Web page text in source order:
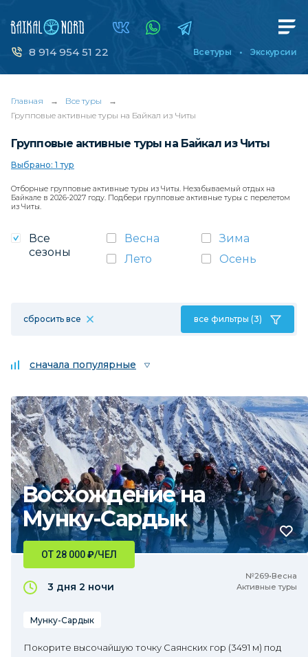
8 914 954 51 22 Все туры Экскурсии
Главная → Все туры
→
Групповые активные туры на Байкал из Читы
Групповые активные туры на Байкал из Читы
Выбрано: 1 тур
Отборные групповые активные туры из Читы. Незабываемый отдых на
Байкале в 2026-2027 году. Подбери групповые активные туры с перелетом
из Читы.
Все
сезоны
Весна
Зима
Лето
Осень
сбросить все все фильтры (3)
сначала популярные
Восхождение на
Мунку-Сардык
№269•Весна
Активные туры
ОТ 28 000₽/ЧЕЛ
3 дня 2 ночи
Мунку-Сардык
Покорите высочайшую точку Саянских гор (3491 м) под